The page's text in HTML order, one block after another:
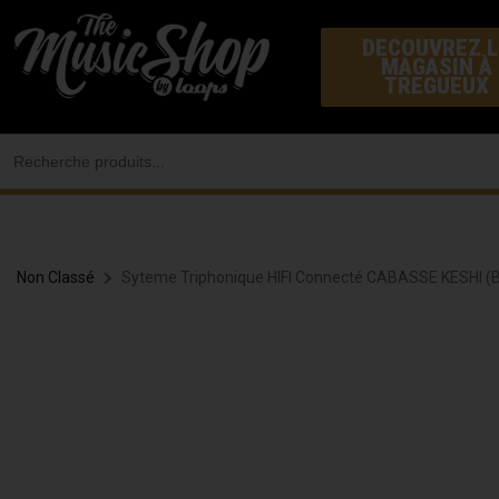
au
contenu
DECOUVREZ
MAGASIN À
TREGUEUX
Non Classé Syteme Triphonique HIFI Connecté CABASSE KESHI